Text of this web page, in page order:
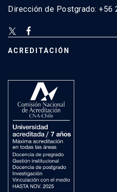
Dirección de Postgrado: +56
ACREDITACIÓN